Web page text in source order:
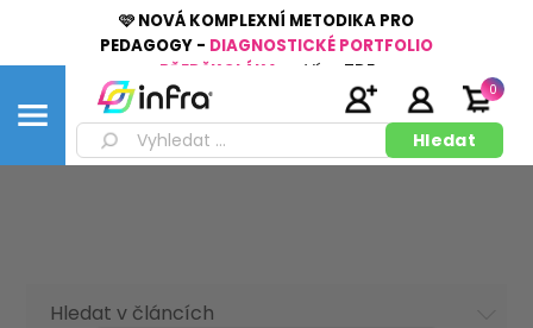
🩷 NOVÁ KOMPLEXNÍ METODIKA PRO
PEDAGOGY - DIAGNOSTICKÉ PORTFOLIO
PŘEDŠKOLÁKA
Více ZDE
0
Hledat v článcích